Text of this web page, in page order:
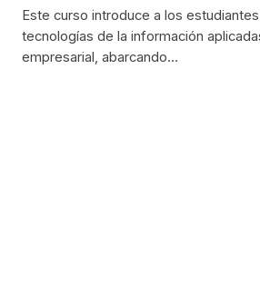
Este curso introduce a los
tecnologías de la información
empresarial, abarcando…